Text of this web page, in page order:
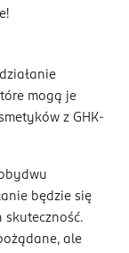
mogą je
z GHK-
będzie się
skuteczność.
ale